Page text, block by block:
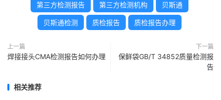
第三方检测报告 第三方检测机构 贝斯通
贝斯通检测 质检报告 质检报告办理
上一篇
焊接接头CMA检测报告如何办理
下一篇
保鲜袋GB/T 34852质量检测报
告
相关推荐